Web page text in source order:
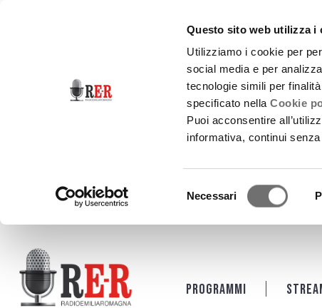
Questo sito web utilizza i
Utilizziamo i cookie per
social media e per
tecnologie simili per
specificato nellaCookie
Puoi acconsentire
informativa, continui
Necessari
Programmi